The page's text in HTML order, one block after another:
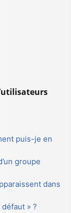
puis-je en
groupe
dans
défaut » ?